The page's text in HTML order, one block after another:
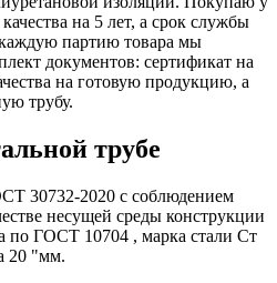
на 5 лет, а срок службы
партию товара мы
документов: сертификат на
на готовую продукцию, а
трубу.
трубе
30732-2020 с соблюдением
несущей среды конструкции
по ГОСТ 10704 , марка стали Ст
20 "мм.